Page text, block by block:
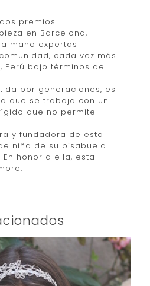
premios
en Barcelona,
mano expertas
cada vez más
Perú bajo términos de
por generaciones, es
que se trabaja con un
que no permite
y fundadora de esta
niña de su bisabuela
En honor a ella, esta